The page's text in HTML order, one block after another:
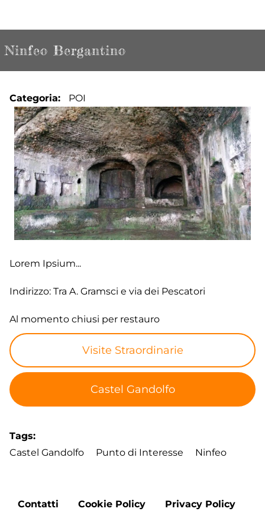
Ninfeo Bergantino
Categoria POI
Lorem Ipsium...
Indirizzo: Tra A. Gramsci e via dei Pescatori
Al momento chiusi per restauro
Visite Straordinarie
Castel Gandolfo
Tags
Castel Gandolfo
Punto di Interesse Ninfeo
Footer
Contatti Cookie Policy Privacy Policy